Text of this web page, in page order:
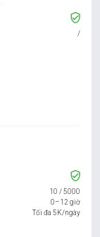
/
10 /5000
0–12 giờ
Tối đa 5K/ngày